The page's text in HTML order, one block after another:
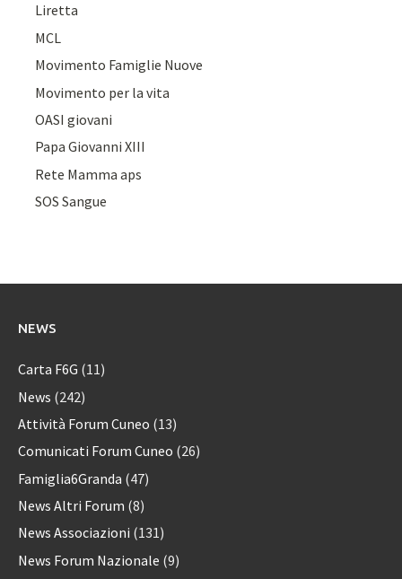
Liretta
MCL
Movimento Famiglie Nuove
Movimento per la vita
OASI giovani
Papa Giovanni XIII
Rete Mamma aps
SOS Sangue
NEWS
Carta F6G (11)
News (242)
Attività Forum Cuneo (13)
Comunicati Forum Cuneo (26)
Famiglia6Granda (47)
News Altri Forum (8)
News Associazioni (131)
News Forum Nazionale (9)